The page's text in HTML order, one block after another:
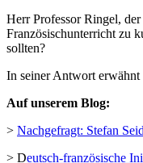
Herr Professor Ringel,
Französischunterricht zu
sollten?
In seiner Antwort
Auf unserem Blog:
> Nachgefragt: Stefan
> Deutsch-französische